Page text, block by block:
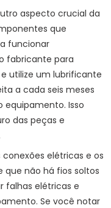
aspecto crucial da
que
funcionar
fabricante para
utilize um lubrificante
a cada seis meses
Isso
das peças e
elétricas e os
não há fios soltos
falhas elétricas e
Se você notar